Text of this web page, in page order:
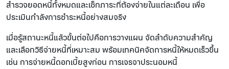
สำรวจยอดหนี้ทั้งหมดและเช็กภาระที่ต้องจ่ายในแต่ละเดือน เพื่อ
ประเมินกำลังการชำระหนี้อย่างสมจริง
เมื่อรู้สถานะหนี้แล้วขั้นต่อไปคือการวางแผน จัดลำดับความสำคัญ
และเลือกวิธีจ่ายหนี้ที่เหมาะสม พร้อมเทคนิคจัดการหนี้ให้หมดเร็วขึ้น
เช่น การจ่ายหนี้ดอกเบี้ยสูงก่อน การเจรจาประนอมหนี้